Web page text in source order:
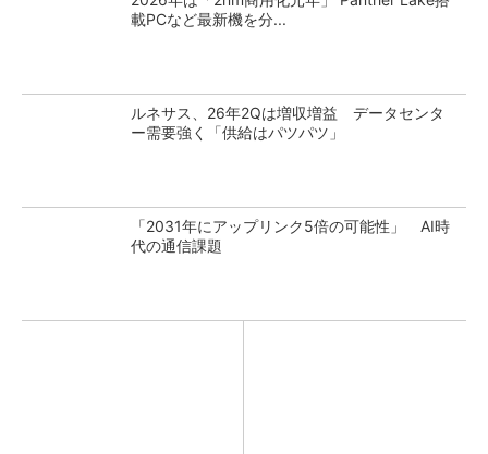
載PCなど最新機を分...
ルネサス、26年2Qは増収増益 データセンタ
ー需要強く「供給はパツパツ」
「2031年にアップリンク5倍の可能性」 AI時
代の通信課題